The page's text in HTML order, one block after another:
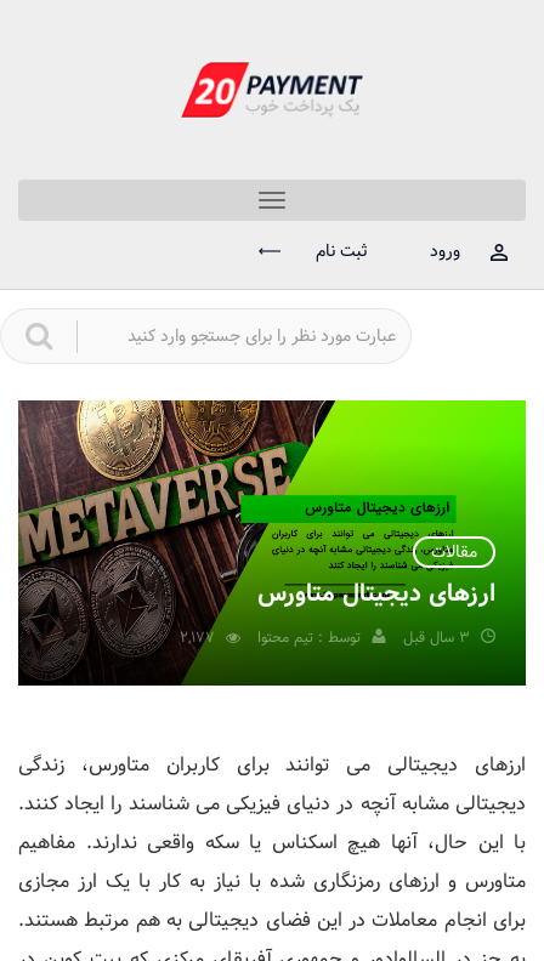
Toggle
navigation
ورود
ثبت نام
مقالات
ارزهای دیجیتال متاورس
3 سال قبل توسط : تیم محتوا
ارزهای دیجیتالی می توانند برای کاربران متاورس، زندگی
دیجیتالی مشابه آنچه در دنیای فیزیکی می شناسند را ایجاد کنند.
با این حال، آنها هیچ اسکناس یا سکه واقعی ندارند. مفاهیم
متاورس و ارزهای رمزنگاری شده با نیاز به کار با یک ارز مجازی
برای انجام معاملات در این فضای دیجیتالی به هم مرتبط هستند.